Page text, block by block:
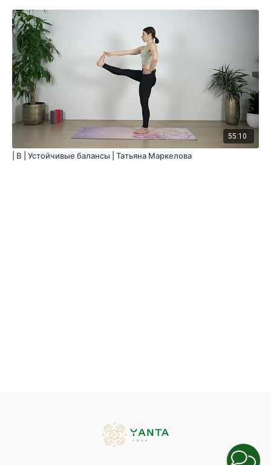
55:10
| B | Устойчивые балансы | Татьяна Маркелова